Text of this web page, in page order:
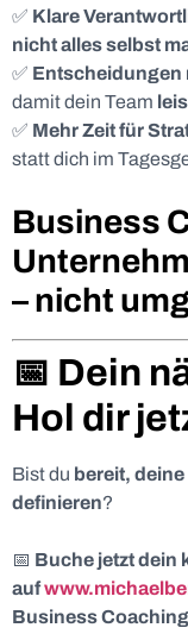
✅ Klare
nicht alles selbst
✅ Entscheidungen
damit dein Team
✅ Mehr Zeit für
statt dich im
Business
– nicht
📅 Dein
Hol dir
Bist du bereit,
definieren?
📅 Buche jetzt dein
auf
Business